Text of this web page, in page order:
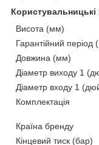
Користувальницькі
Висота (мм)
Гарантійний період
Довжина (мм)
Діаметр виходу 1
Діаметр входу 1
Комплектація
Країна бренду
Кінцевий тиск (бар)